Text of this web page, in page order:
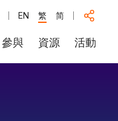
EN 繁 简
參與 資源 活動